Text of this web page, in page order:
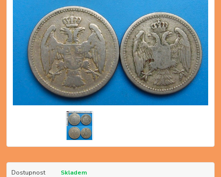
Dostupnost Skladem